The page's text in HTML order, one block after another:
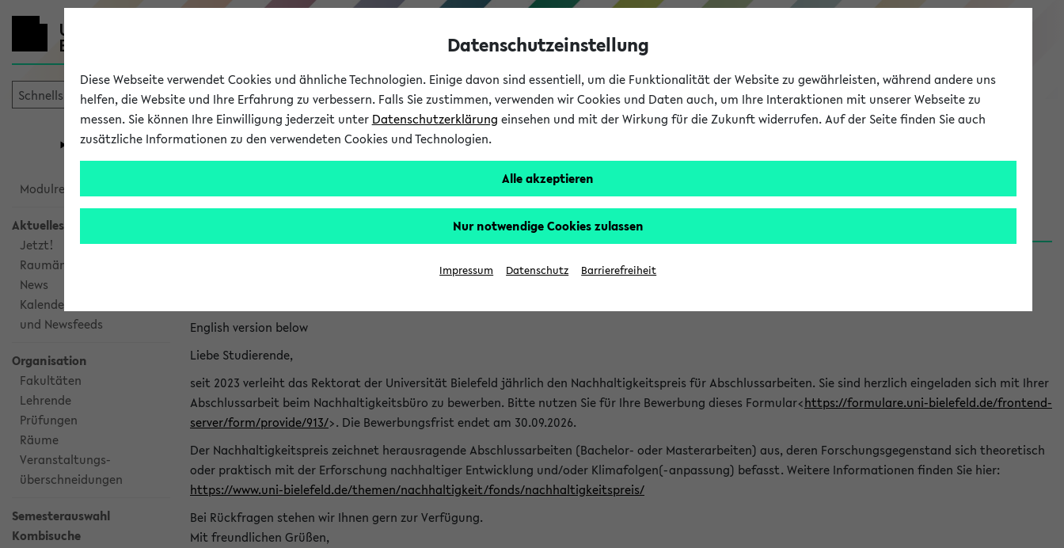
eKVV
Universität Forschung Studium
eKVV
Modulrecherche
Aktuelles
Jetzt!
Raumänderungen
News
Kalenderintegration
und Newsfeeds
Organisation
Fakultäten
Lehrende
Prüfungen
Räume
Veranstaltungs-
überschneidungen
Semesterauswahl
Kombisuche
eKVV News
Nachhaltigkeitspreis 2026: Bewerbungsphase gestartet (06.08.26)
English version below
Liebe Studierende,
seit 2023 verleiht das Rektorat der Universität Bielefeld jährlich den Nachhaltigkeitspreis für Abschlussarbeiten. Sie sind herzlich eingeladen sich mit Ihrer
Abschlussarbeit beim Nachhaltigkeitsbüro zu bewerben. Bitte nutzen Sie für Ihre Bewerbung dieses Formular<https://formulare.uni-bielefeld.de/frontend-
server/form/provide/913/>. Die Bewerbungsfrist endet am 30.09.2026.
Der Nachhaltigkeitspreis zeichnet herausragende Abschlussarbeiten (Bachelor- oder Masterarbeiten) aus, deren Forschungsgegenstand sich theoretisch
oder praktisch mit der Erforschung nachhaltiger Entwicklung und/oder Klimafolgen(-anpassung) befasst. Weitere Informationen finden Sie hier:
https://www.uni-bielefeld.de/themen/nachhaltigkeit/fonds/nachhaltigkeitspreis/
Bei Rückfragen stehen wir Ihnen gern zur Verfügung.
Mit freundlichen Grüßen,
Datenschutzeinstellung
Diese Webseite verwendet Cookies und ähnliche Technologien. Einige davon sind essentiell, um die Funktionalität der Website zu gewährleisten, während andere uns
helfen, die Website und Ihre Erfahrung zu verbessern. Falls Sie zustimmen, verwenden wir Cookies und Daten auch, um Ihre Interaktionen mit unserer Webseite zu
messen. Sie können Ihre Einwilligung jederzeit unter Datenschutzerklärung einsehen und mit der Wirkung für die Zukunft widerrufen. Auf der Seite finden Sie auch
zusätzliche Informationen zu den verwendeten Cookies und Technologien.
Alle akzeptieren
Nur notwendige Cookies zulassen
Impressum Datenschutz Barrierefreiheit